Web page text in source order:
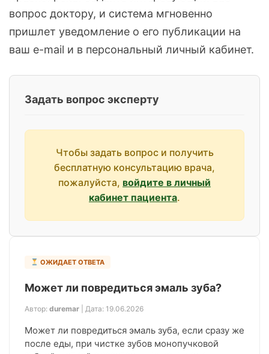
вопрос доктору, и система мгновенно
пришлет уведомление о его публикации на
ваш e-mail и в персональный личный кабинет.
Задать вопрос эксперту
Чтобы задать вопрос и получить
бесплатную консультацию врача,
пожалуйста, войдите в личный
кабинет пациента.
ОЖИДАЕТ ОТВЕТА
Может ли повредиться эмаль зуба?
Автор: duremar | Дата: 19.06.2026
Может ли повредиться эмаль зуба, если сразу же
после еды, при чистке зубов монопучковой